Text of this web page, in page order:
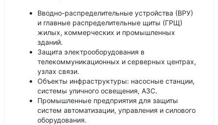
Вводно-распределительные устройства (ВРУ)
и главные распределительные щиты (ГРЩ)
жилых, коммерческих и промышленных
зданий.
Защита электрооборудования в
телекоммуникационных и серверных центрах,
узлах связи.
Объекты инфраструктуры: насосные станции,
системы уличного освещения, АЗС.
Промышленные предприятия для защиты
систем автоматизации, управления и силового
оборудования.